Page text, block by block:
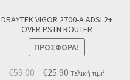
DRAYTEK VIGOR 2700-A ADSL2+
OVER PSTN ROUTER
ΠΡΟΣΦΟΡΆ!
€59.00 Original
€25.90ΗΤελική τιμή